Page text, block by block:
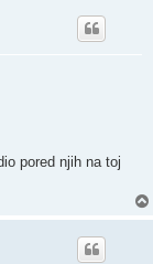
pored njih na toj